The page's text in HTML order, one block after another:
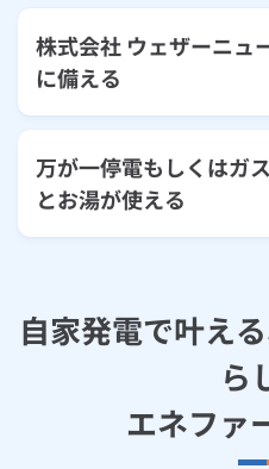
株式会社 ウェザーニュ
に備える
万が一停電もしくはガ
とお湯が使える
自家発電で叶え
ら
エネファ